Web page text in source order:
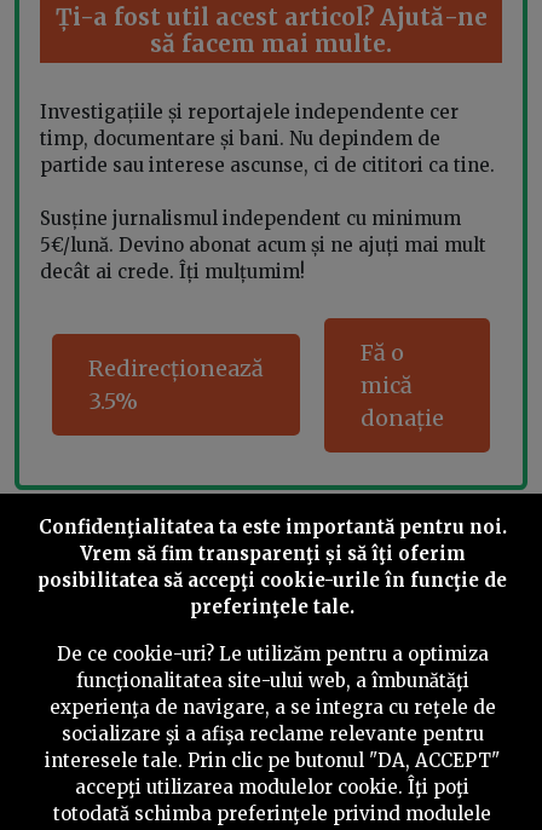
Ți-a fost util acest articol? Ajută-ne
să facem mai multe.
Investigațiile și reportajele independente cer
timp, documentare și bani. Nu depindem de
partide sau interese ascunse, ci de cititori ca tine.
Susține jurnalismul independent cu minimum
5€/lună. Devino abonat acum și ne ajuți mai mult
decât ai crede. Îți mulțumim!
Redirecționează
3.5%
Fă o
mică
donație
Share this
©2026 PressOne.ro
RSSNewslettereDespre noi Politica editorială
Politica de verificare a conținutuluiContact
Confidenţialitatea ta este importantă pentru noi.
Vrem să fim transparenţi și să îţi oferim
posibilitatea să accepţi cookie-urile în funcţie de
preferinţele tale.
De ce cookie-uri? Le utilizăm pentru a optimiza
funcţionalitatea site-ului web, a îmbunătăţi
experienţa de navigare, a se integra cu reţele de
socializare şi a afişa reclame relevante pentru
interesele tale. Prin clic pe butonul "DA, ACCEPT"
accepţi utilizarea modulelor cookie. Îţi poţi
totodată schimba preferinţele privind modulele